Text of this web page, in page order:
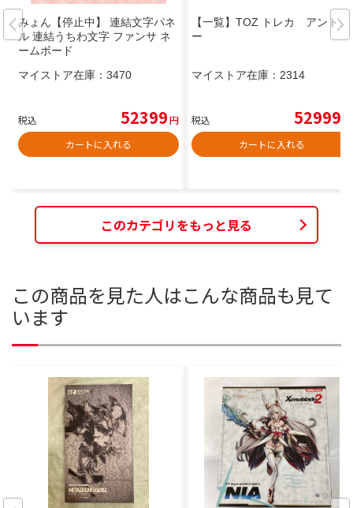
みょん【停止中】 連結文字パネ
ル 連結うちわ文字 ファンサ ネ
ームボード
マイストア在庫： 3470
税込 52399円
カートに入れる
【一覧】TOZ トレカ アントニ
ー
マイストア在庫： 2314
税込 52999
カートに入れる
このカテゴリをもっと見る
この商品を見た人はこんな商品も見て
います